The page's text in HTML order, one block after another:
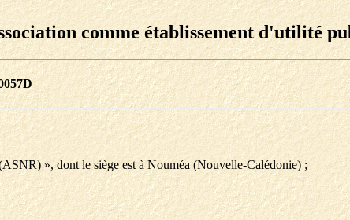
comme établissement d'utilité
», dont le siège est à Nouméa (Nouvelle-Calédonie) ;